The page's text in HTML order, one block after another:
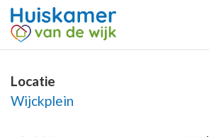
Locatie
Wijckplein